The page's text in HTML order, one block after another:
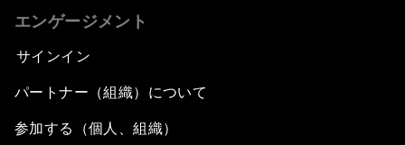
エンゲージメント
サインイン
パートナー（組織）について
参加する（個人、組織）